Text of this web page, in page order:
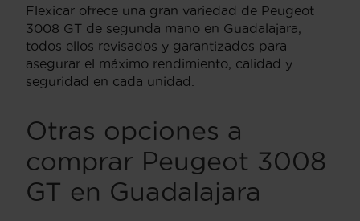
Flexicar ofrece una gran variedad de Peugeot
3008 GT de segunda mano en Guadalajara,
todos ellos revisados y garantizados para
asegurar el máximo rendimiento, calidad y
seguridad en cada unidad.
Otras opciones a
comprar Peugeot 3008
GT en Guadalajara